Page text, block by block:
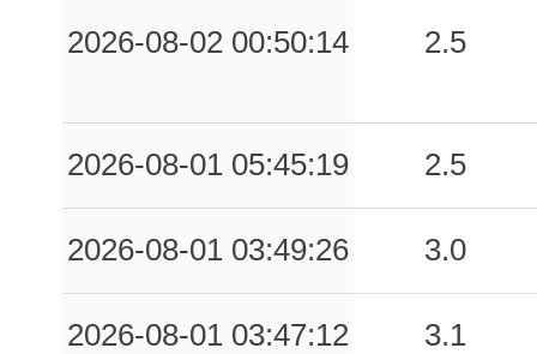
2026-08-02 00:50:14 2.5
2026-08-01 05:45:19 2.5
2026-08-01 03:49:26 3.0
2026-08-01 03:47:12 3.1